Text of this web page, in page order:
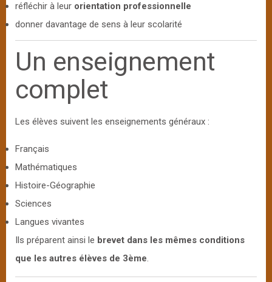
réfléchir à leur orientation professionnelle
donner davantage de sens à leur scolarité
Un enseignement
complet
Les élèves suivent les enseignements généraux :
Français
Mathématiques
Histoire-Géographie
Sciences
Langues vivantes
Ils préparent ainsi le brevet dans les mêmes conditions
que les autres élèves de 3ème.